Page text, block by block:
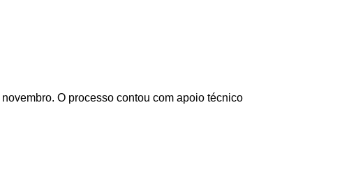
O processo contou com apoio técnico